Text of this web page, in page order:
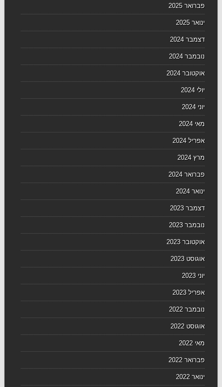
פברואר 2025
ינואר 2025
דצמבר 2024
נובמבר 2024
אוקטובר 2024
יולי 2024
יוני 2024
מאי 2024
אפריל 2024
מרץ 2024
פברואר 2024
ינואר 2024
דצמבר 2023
נובמבר 2023
אוקטובר 2023
אוגוסט 2023
יוני 2023
אפריל 2023
נובמבר 2022
אוגוסט 2022
מאי 2022
פברואר 2022
ינואר 2022